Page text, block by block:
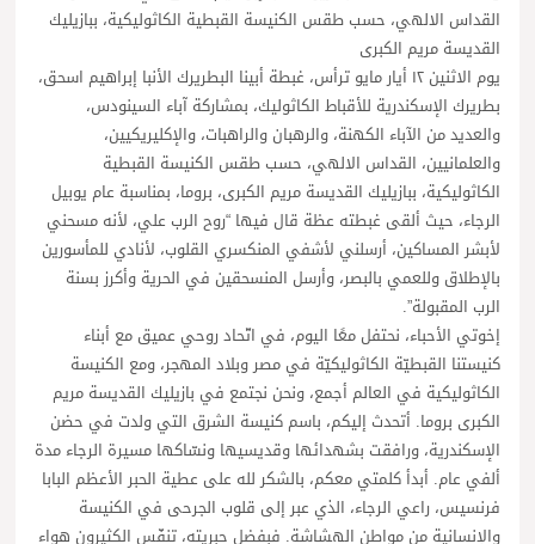
القداس الالهي، حسب طقس الكنيسة القبطية الكاثوليكية، ببازيليك
القديسة مريم الكبرى
يوم الاثنين ١٢ أيار مايو ترأس، غبطة أبينا البطريرك الأنبا إبراهيم اسحق،
بطريرك الإسكندرية للأقباط الكاثوليك، بمشاركة آباء السينودس،
والعديد من الآباء الكهنة، والرهبان والراهبات، والإكليريكيين،
والعلمانيين، القداس الالهي، حسب طقس الكنيسة القبطية
الكاثوليكية، ببازيليك القديسة مريم الكبرى، بروما، بمناسبة عام يوبيل
الرجاء، حيث ألقى غبطته عظة قال فيها “روح الرب علي، لأنه مسحني
لأبشر المساكين، أرسلني لأشفي المنكسري القلوب، لأنادي للمأسورين
بالإطلاق وللعمي بالبصر، وأرسل المنسحقين في الحرية وأكرز بسنة
الرب المقبولة”.
إخوتي الأحباء، نحتفل معًا اليوم، في اتّحاد روحي عميق مع أبناء
كنيستنا القبطيّة الكاثوليكيّة في مصر وبلاد المهجر، ومع الكنيسة
الكاثوليكية في العالم أجمع، ونحن نجتمع في بازيليك القديسة مريم
الكبرى بروما. أتحدث إليكم، باسم كنيسة الشرق التي ولدت في حضن
الإسكندرية، ورافقت بشهدائها وقديسيها ونسّاكها مسيرة الرجاء مدة
ألفي عام. أبدأ كلمتي معكم، بالشكر لله على عطية الحبر الأعظم البابا
فرنسيس، راعي الرجاء، الذي عبر إلى قلوب الجرحى في الكنيسة
والإنسانية من مواطن الهشاشة. فبفضل حبريته، تنفّس الكثيرون هواء